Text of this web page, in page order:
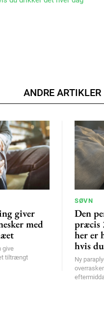
ANDRE ARTIKLER
giver
med
give
tiltrængt
SØVN
Den
præcis
her er
hvis
Ny